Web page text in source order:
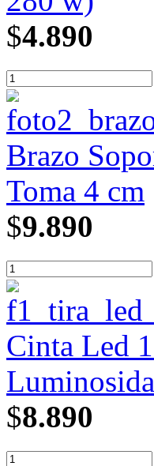
$4.890
Brazo
Toma 4 cm
$9.890
Cinta Led
$8.890